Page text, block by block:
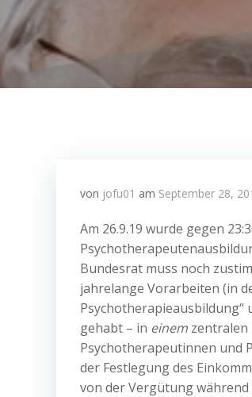
von jofu01 am September 28,
Am 26.9.19 wurde gegen
Bundesrat muss noch
jahrelange Vorarbeiten (in
Psychotherapieausbildung“
gehabt – in einem zentralen
Psychotherapeutinnen und
der Festlegung des
von der Vergütung